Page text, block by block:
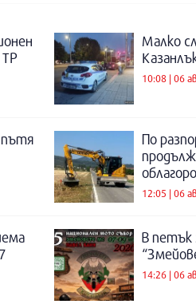
Малко
10:08 | 06
пътя
По
12:05 | 06
В петък
14:26 | 06